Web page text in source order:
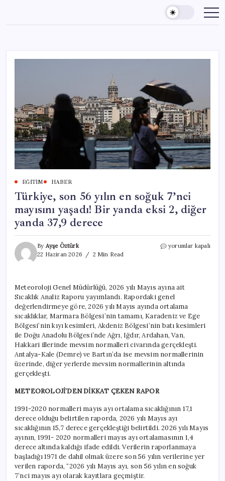
content
EĞITIM HABER
Türkiye, son 56 yılın en soğuk 7’nci
mayısını yaşadı! Bir yanda eksi 2, diğer
yanda 37,9 derece
By Ayşe Öztürk
22 Haziran 2026
2 Min Read
Türkiye,
soğuk
7’nci
mayısını
yaşadı!
Bir
eksi
2,
diğer
yanda
yorumlar kapalı
Meteoroloji Genel Müdürlüğü, 2026 yılı Mayıs ayına ait
Sıcaklık Analiz Raporu yayımlandı. Rapordaki genel
değerlendirmeye göre, 2026 yılı Mayıs ayında ortalama
sıcaklıklar, Marmara Bölgesi’nin tamamı, Karadeniz ve Ege
Bölgesi’nin kıyı kesimleri, Akdeniz Bölgesi’nin batı kesimleri
ile Doğu Anadolu Bölgesi’nde Ağrı, Iğdır, Ardahan, Van,
Hakkari illerinde mevsim normalleri civarında gerçekleşti.
Antalya-Kale (Demre) ve Bartın’da ise mevsim normallerinin
üzerinde, diğer yerlerde mevsim normallerinin altında
gerçekleşti.
METEOROLOJİ’DEN DİKKAT ÇEKEN RAPOR
1991-2020 normalleri mayıs ayı ortalama sıcaklığının 17,1
derece olduğu belirtilen raporda, 2026 yılı Mayıs ayı
sıcaklığının 15,7 derece gerçekleştiği belirtildi. 2026 yılı Mayıs
ayının, 1991- 2020 normalleri mayıs ayı ortalamasının 1,4
derece altında kaldığı ifade edildi. Verilerin raporlanmaya
başladığı 1971 de dahil olmak üzere son 56 yılın verilerine yer
verilen raporda, “2026 yılı Mayıs ayı, son 56 yılın en soğuk
7’nci mayıs ayı olarak kayıtlara geçmiştir.